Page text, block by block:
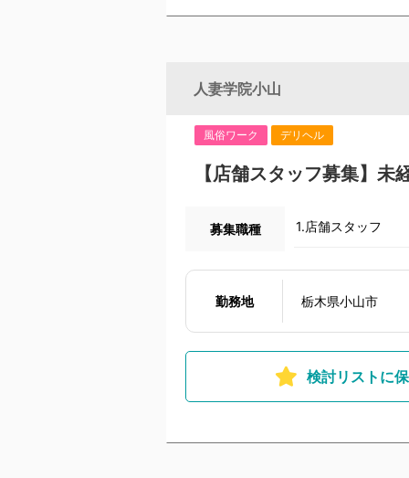
人妻学院小山
風俗ワーク デリヘル
【店舗スタッフ募集】
募集職種 1.店舗スタッフ
勤務地 栃木県小山市
検討リストに